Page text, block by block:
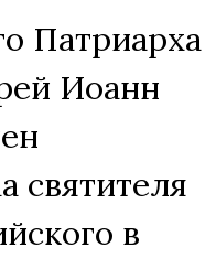
Патриарха
Иоанн
святителя
в